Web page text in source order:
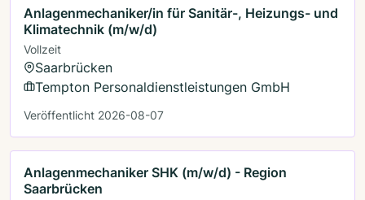
Anlagenmechaniker/in für Sanitär-, Heizungs- und
Klimatechnik (m/w/d)
Vollzeit
Saarbrücken
Tempton Personaldienstleistungen GmbH
Veröffentlicht 2026-08-07
Anlagenmechaniker SHK (m/w/d) - Region
Saarbrücken